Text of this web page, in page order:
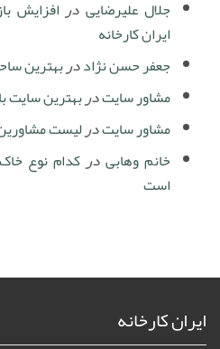
جلال علیرضایی درافزایش
ایران کارخانه
جعفر حسن نژاددربهترین
مشاور سایتدربهترین سایت
مشاور سایتدرلیست
خانم وهابیدرکدام نوع
است
ایران کارخانه